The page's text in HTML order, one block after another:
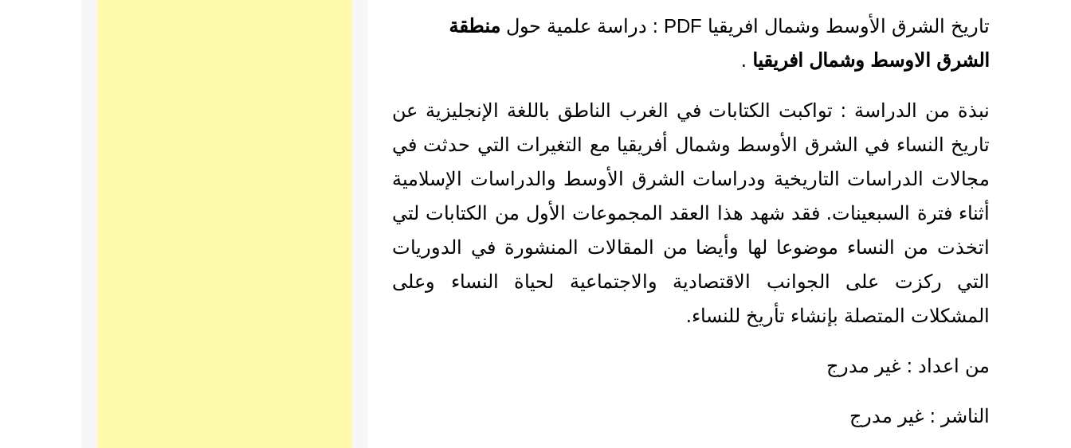
تاريخ الشرق الأوسط وشمال افريقيا PDF : دراسة علمية حول
منطقة
الشرق الاوسط وشمال افريقيا .
نبذة من الدراسة : تواكبت الكتابات في الغرب الناطق باللغة الإنجليزية عن
تاريخ النساء في الشرق الأوسط وشمال أفريقيا مع التغيرات التي حدثت في
مجالات الدراسات التاريخية ودراسات الشرق الأوسط والدراسات الإسلامية
أثناء فترة السبعينات. فقد شهد هذا العقد المجموعات الأول من الكتابات لتي
اتخذت من النساء موضوعا لها وأيضا من المقالات المنشورة في الدوريات
التي ركزت على الجوانب الاقتصادية والاجتماعية لحياة النساء وعلى
المشكلات المتصلة بإنشاء تأريخ للنساء.
من اعداد : غير مدرج
الناشر : غير مدرج